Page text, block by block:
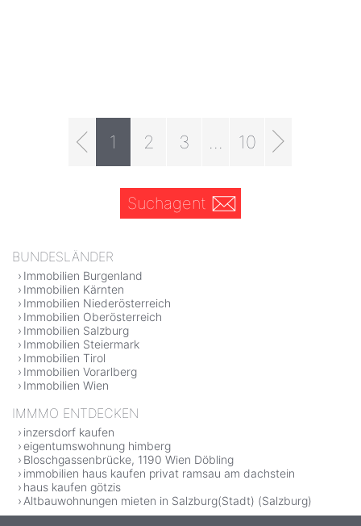
1 2 3 10
Suchagent
BUNDESLÄNDER
Immobilien Burgenland
Immobilien Kärnten
Immobilien Niederösterreich
Immobilien Oberösterreich
Immobilien Salzburg
Immobilien Steiermark
Immobilien Tirol
Immobilien Vorarlberg
Immobilien Wien
IMMMO ENTDECKEN
inzersdorf kaufen
eigentumswohnung himberg
Bloschgassenbrücke, 1190 Wien Döbling
immobilien haus kaufen privat ramsau am dachstein
haus kaufen götzis
Altbauwohnungen mieten in Salzburg(Stadt) (Salzburg)